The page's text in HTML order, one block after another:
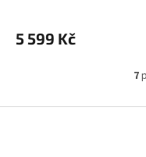
5 599 Kč
7